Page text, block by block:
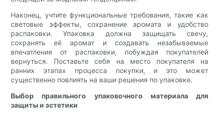
Наконец, учтите функциональные требования, такие как
световые эффекты, сохранение аромата и удобство
распаковки. Упаковка должна защищать свечу,
сохранять её аромат и создавать незабываемые
впечатления от распаковки, побуждая покупателей
вернуться. Поставьте себя на место покупателя на
ранних этапах процесса покупки, и это может
существенно повлиять на ваши решения по упаковке.
Выбор правильного упаковочного материала для
защиты и эстетики